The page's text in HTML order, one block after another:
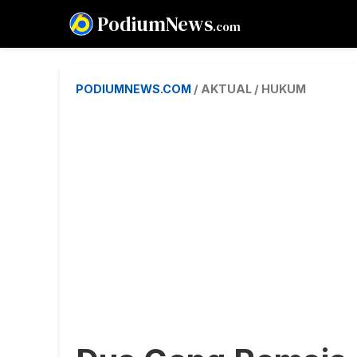
PodiumNews.com
PODIUMNEWS.COM / AKTUAL / HUKUM